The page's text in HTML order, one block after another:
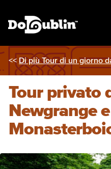
<< Di più Tour di un giorno
Tour privato
Newgrange e